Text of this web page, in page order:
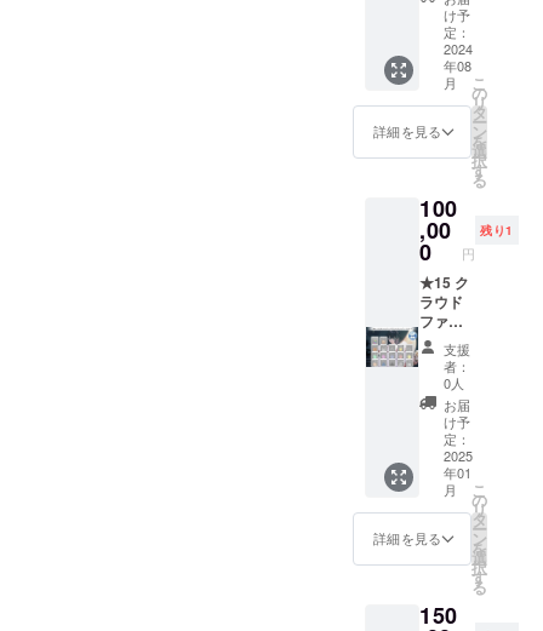
●「朱色
に染ま
る、美
しき社
で」デ
ジタル
サウン
子、栞
ショー
トシナ
リオテ
キスト
セット
●ドラマ
音源
『あけ
いろお
疲れ様
会』 ●
外伝
ショー
トシナ
リオ
ゲーム
ダウン
ず備考
●「朱色
に染ま
る、美
しき社
で」
キービ
ジュア
●「朱色
る、美
しき社
で」ス
タッ
フ、
キャス
トコメ
ント
●「朱色
に染ま
る、美
しき社
で」ED
通常ク
レジッ
ト掲載
権 ●
凛、杏
リオテ
[CF限
定] ※
有効期
限：
2034年
3月末ま
で、事
業が存
続する
け予
定：
2024
年08
月
詳細を見る
こ
の
リ
タ
ー
ン
を
選
択
す
る
100
,00
0 円
残り1
★15 ク
ラウド
ファン
ディン
グリミ
テッド
コンプ
リート
セット
A[CF限
定] ●支
援者様
希望楽
曲1曲作
成権
●『朱色
る、美
支援
者：
0人
お届
け予
定：
2025
年01
月
詳細を見る
こ
の
リ
タ
ー
ン
を
選
択
す
る
150